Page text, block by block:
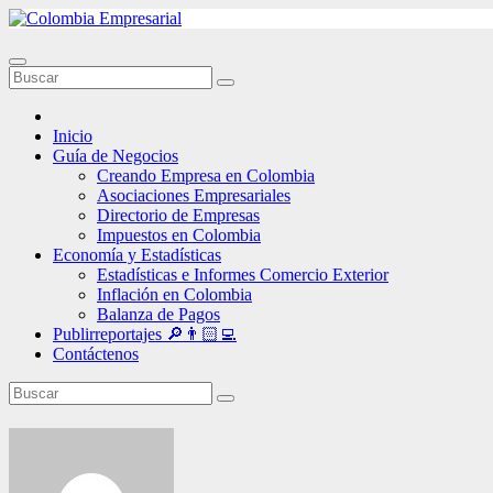
Ir
contenido
Inicio
Guía de Negocios
Creando Empresa en Colombia
Asociaciones Empresariales
Directorio de Empresas
Impuestos en Colombia
Economía y Estadísticas
Estadísticas e Informes Comercio Exterior
Inflación en Colombia
Balanza de Pagos
Publirreportajes 🔎👨🏻‍💻
Contáctenos